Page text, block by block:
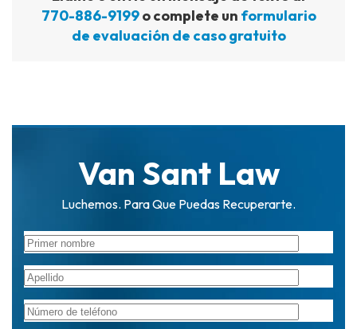
770-886-9199o complete un formulario
de evaluación de caso gratuito
Van Sant Law
Luchemos. Para Que Puedas Recuperarte.